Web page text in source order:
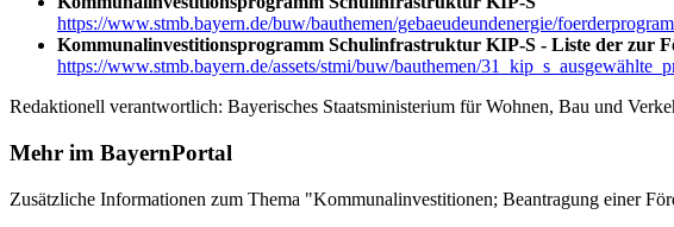
https://www.stmb.bayern.de/buw/bauthemen/gebaeudeundenergie/
Kommunalinvestitionsprogramm Schulinfrastruktur KIP-S - Liste der zur
https://www.stmb.bayern.de/assets/stmi/buw/bauthemen/
Redaktionell verantwortlich: Bayerisches Staatsministerium für Wohnen, Bau und
Mehr im BayernPortal
Zusätzliche Informationen zum Thema "Kommunalinvestitionen; Beantragung einer